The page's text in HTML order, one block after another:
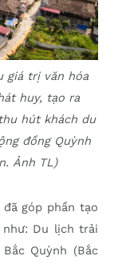
giá trị văn hóa
huy, tạo ra
hút khách du
đồng Quỳnh
Ảnh TL)
góp phần tạo
Du lịch trải
Quỳnh (Bắc